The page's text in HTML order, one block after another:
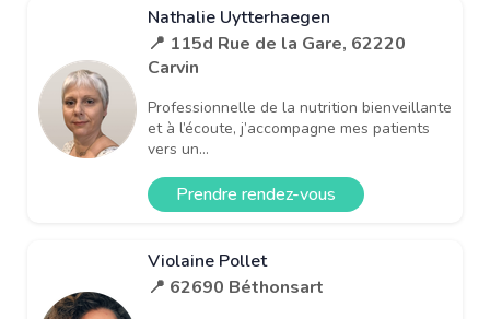
Nathalie Uytterhaegen
📍 115d Rue de la Gare, 62220
Carvin
Professionnelle de la nutrition bienveillante
et à l’écoute, j’accompagne mes patients
vers un...
Prendre rendez-vous
Violaine Pollet
📍 62690 Béthonsart